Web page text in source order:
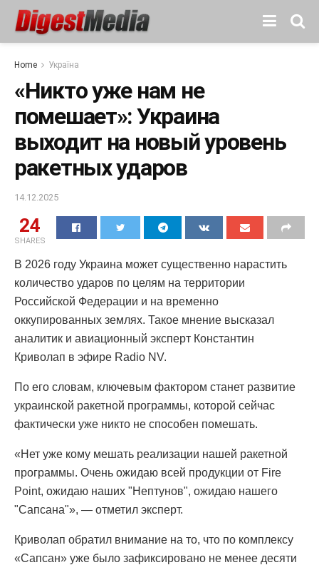
Home Україна
«Никто уже нам не
помешает»: Украина
выходит на новый уровень
ракетных ударов
14.12.2025
24
SHARES
В 2026 году Украина может существенно нарастить
количество ударов по целям на территории
Российской Федерации и на временно
оккупированных землях. Такое мнение высказал
аналитик и авиационный эксперт Константин
Криволап в эфире Radio NV.
По его словам, ключевым фактором станет развитие
украинской ракетной программы, которой сейчас
фактически уже никто не способен помешать.
«Нет уже кому мешать реализации нашей ракетной
программы. Очень ожидаю всей продукции от Fire
Point, ожидаю наших "Нептунов", ожидаю нашего
"Сапсана"», — отметил эксперт.
Криволап обратил внимание на то, что по комплексу
«Сапсан» уже было зафиксировано не менее десяти